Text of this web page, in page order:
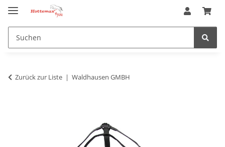
Zurück zur Liste Waldhausen GMBH